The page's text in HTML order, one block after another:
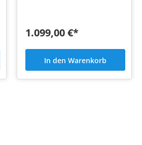
1.099,00 €*
In den Warenkorb